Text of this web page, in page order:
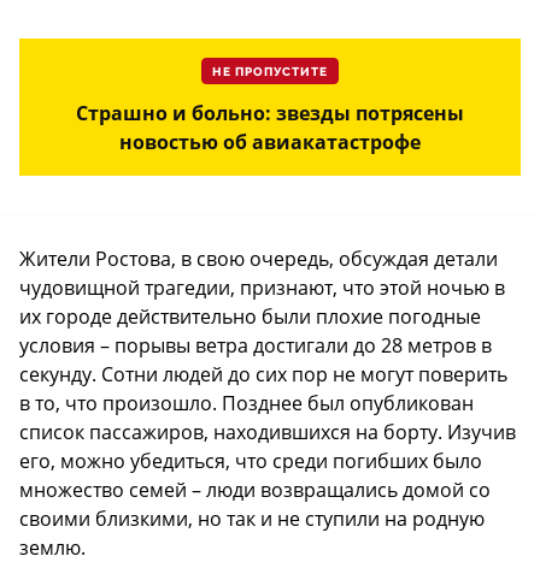
НЕ ПРОПУСТИТЕ
Страшно и больно: звезды потрясены
новостью об авиакатастрофе
Жители Ростова, в свою очередь, обсуждая детали
чудовищной трагедии, признают, что этой ночью в
их городе действительно были плохие погодные
условия – порывы ветра достигали до 28 метров в
секунду. Сотни людей до сих пор не могут поверить
в то, что произошло. Позднее был опубликован
список пассажиров, находившихся на борту. Изучив
его, можно убедиться, что среди погибших было
множество семей – люди возвращались домой со
своими близкими, но так и не ступили на родную
землю.